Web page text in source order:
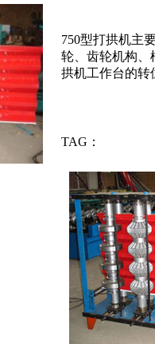
750型打拱机主
轮、齿轮机构、
拱机工作台的转
TAG：